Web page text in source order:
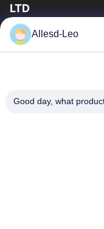
LTD
a experiência
principais de ESD &
Casa
Allesd-Leo
Good day, what